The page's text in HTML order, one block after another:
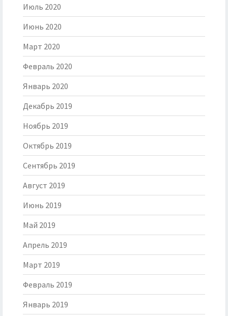
Июль 2020
Июнь 2020
Март 2020
Февраль 2020
Январь 2020
Декабрь 2019
Ноябрь 2019
Октябрь 2019
Сентябрь 2019
Август 2019
Июнь 2019
Май 2019
Апрель 2019
Март 2019
Февраль 2019
Январь 2019